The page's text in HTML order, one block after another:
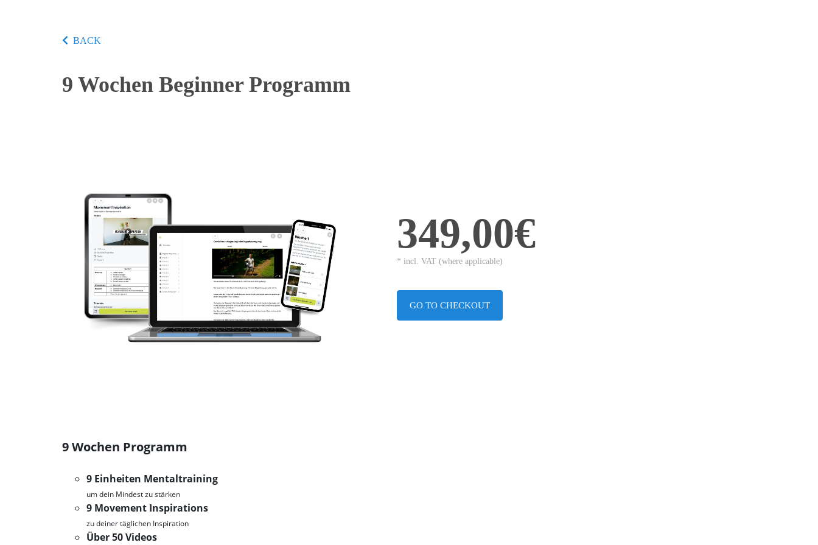
BACK
9 Wochen Beginner Programm
349,00€
* incl. VAT (where applicable)
GO TO CHECKOUT
9 Wochen Programm
9 Einheiten Mentaltraining
um dein Mindest zu stärken
9 Movement Inspirations
zu deiner täglichen Inspiration
Über 50 Videos